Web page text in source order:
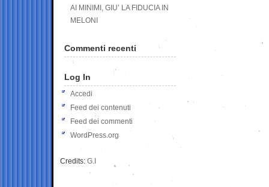
AI MINIMI, GIU’ LA FIDUCIA IN
MELONI
Commenti recenti
Log In
Accedi
Feed dei contenuti
Feed dei commenti
WordPress.org
Credits: G.I